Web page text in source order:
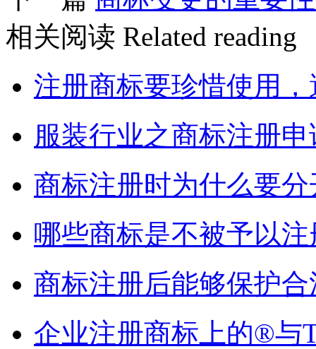
相关阅读 Related reading
注册商标要珍惜使用
服装行业之商标注册
商标注册时为什么要
哪些商标是不被予以注
商标注册后能够保护
企业注册商标上的®与